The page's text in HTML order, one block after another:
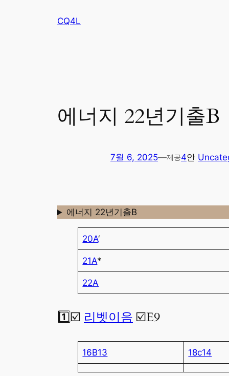
CQ4L
에너지 22년기출B
7월 6, 2025—제공4안
에너지 22년기출B
20A‘
21A*
22A
1️⃣☑️ 리벳이음 ☑️E9
16B13 18c14